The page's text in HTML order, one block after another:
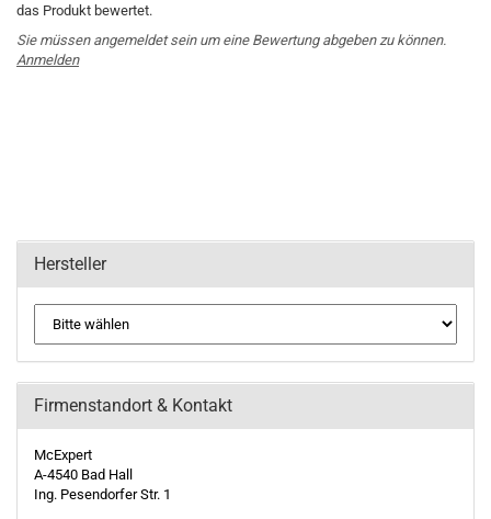
das Produkt bewertet.
Sie müssen angemeldet sein um eine Bewertung abgeben zu können.
Anmelden
Hersteller
Firmenstandort & Kontakt
McExpert
A-4540 Bad Hall
Ing. Pesendorfer Str. 1